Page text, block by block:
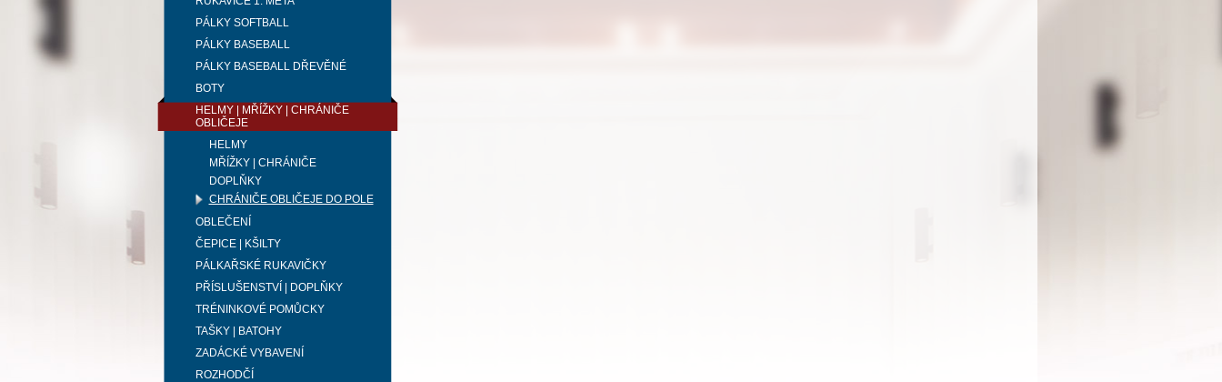
PÁLKY SOFTBALL
PÁLKY BASEBALL
PÁLKY BASEBALL DŘEVĚNÉ
BOTY
HELMY | MŘÍŽKY | CHRÁNIČE
OBLIČEJE
HELMY
MŘÍŽKY | CHRÁNIČE
DOPLŇKY
CHRÁNIČE OBLIČEJE DO POLE
OBLEČENÍ
ČEPICE | KŠILTY
PÁLKAŘSKÉ RUKAVIČKY
PŘÍSLUŠENSTVÍ | DOPLŇKY
TRÉNINKOVÉ POMŮCKY
TAŠKY | BATOHY
ZADÁCKÉ VYBAVENÍ
ROZHODČÍ